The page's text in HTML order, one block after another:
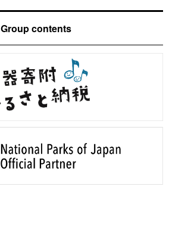
Group contents